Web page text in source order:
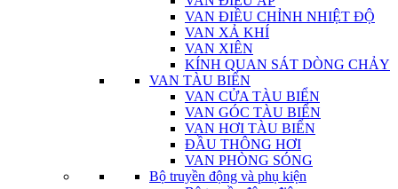
VAN ĐIỀU CHỈNH NHIỆT ĐỘ
VAN XẢ KHÍ
VAN XIÊN
KÍNH QUAN SÁT DÒNG CHẢY
VAN TÀU BIỂN
VAN CỬA TÀU BIỂN
VAN GÓC TÀU BIỂN
VAN HƠI TÀU BIỂN
ĐẦU THÔNG HƠI
VAN PHÒNG SÓNG
Bộ truyền động và phụ kiện